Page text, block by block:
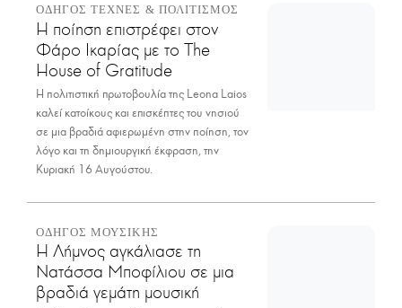
ΟΔΗΓΟΣ ΤΕΧΝΕΣ & ΠΟΛΙΤΙΣΜΟΣ
Η ποίηση επιστρέφει στον
Φάρο Ικαρίας με το The
House of Gratitude
H πολιτιστική πρωτοβουλία της Leona Laios
καλεί κατοίκους και επισκέπτες του νησιού
σε μια βραδιά αφιερωμένη στην ποίηση, τον
λόγο και τη δημιουργική έκφραση, την
Κυριακή 16 Αυγούστου.
ΟΔΗΓΟΣ ΜΟΥΣΙΚΗΣ
Η Λήμνος αγκάλιασε τη
Νατάσσα Μποφίλιου σε μια
βραδιά γεμάτη μουσική